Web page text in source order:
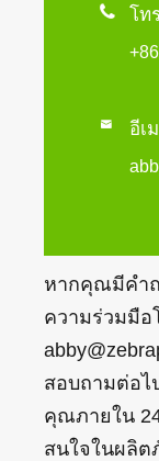
 โท
 อีเ
หากคุณมีคำถ
ความร่วมมือ
สอบถามต่อไ
คุณภายใน
สนใจในผลิ